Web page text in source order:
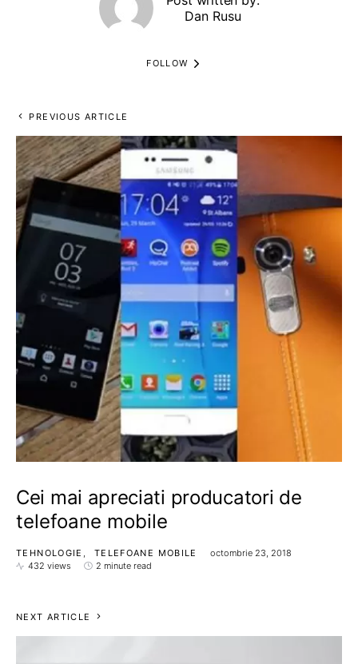
Dan Rusu
FOLLOW
PREVIOUS ARTICLE
Cei mai apreciati producatori de
telefoane mobile
TEHNOLOGIE TELEFOANE MOBILE
octombrie 23, 2018
432 views
2 minute read
NEXT ARTICLE